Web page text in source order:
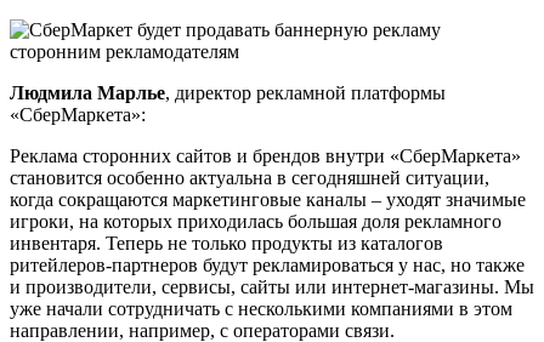
Людмила Марлье, директор рекламной платформы
«СберМаркета»:
Реклама сторонних сайтов и брендов внутри «СберМаркета»
становится особенно актуальна в сегодняшней ситуации,
когда сокращаются маркетинговые каналы – уходят значимые
игроки, на которых приходилась большая доля рекламного
инвентаря. Теперь не только продукты из каталогов
ритейлеров-партнеров будут рекламироваться у нас, но также
и производители, сервисы, сайты или интернет-магазины. Мы
уже начали сотрудничать с несколькими компаниями в этом
направлении, например, с операторами связи.